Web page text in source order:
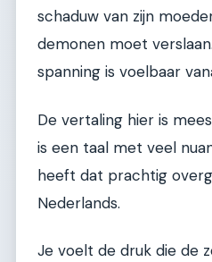
schaduw van zijn
demonen moet
spanning is voelbaar
De vertaling hier is
is een taal met veel
heeft dat prachtig
Nederlands.
Je voelt de druk die de